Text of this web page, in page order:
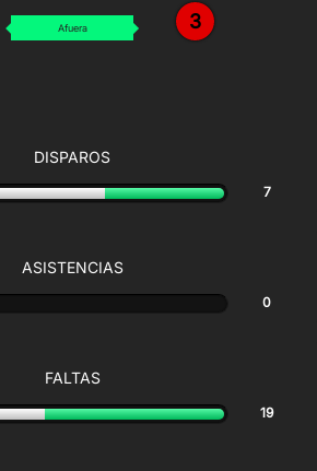
3
Afuera
DISPAROS
7
ASISTENCIAS
0
FALTAS
19